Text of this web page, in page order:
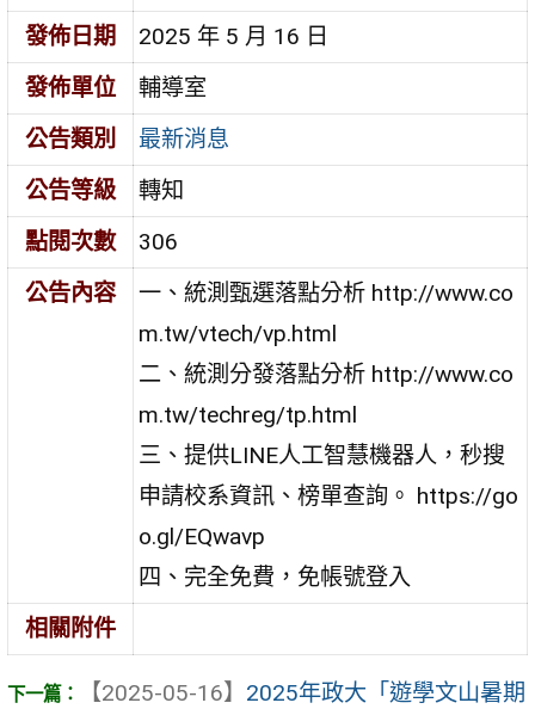
發佈日期
2025 年 5 月 16 日
發佈單位
輔導室
公告類別
最新消息
公告等級
轉知
點閱次數
306
公告內容
一、統測甄選落點分析 http://www.co
m.tw/vtech/vp.html
二、統測分發落點分析 http://www.co
m.tw/techreg/tp.html
三、提供LINE人工智慧機器人，秒搜
申請校系資訊、榜單查詢。 https://go
o.gl/EQwavp
四、完全免費，免帳號登入
相關附件
【2025-05-16】 2025年政大「遊學文山暑期